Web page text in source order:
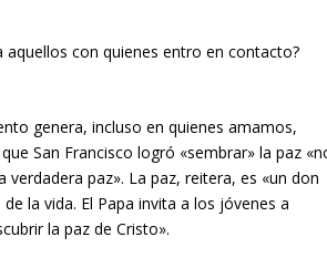
con quienes entro en contacto?
genera, incluso en quienes amamos,
San Francisco logró «sembrar» la paz
paz». La paz, reitera, es «un don
la vida. El Papa invita a los jóvenes a
la paz de Cristo».